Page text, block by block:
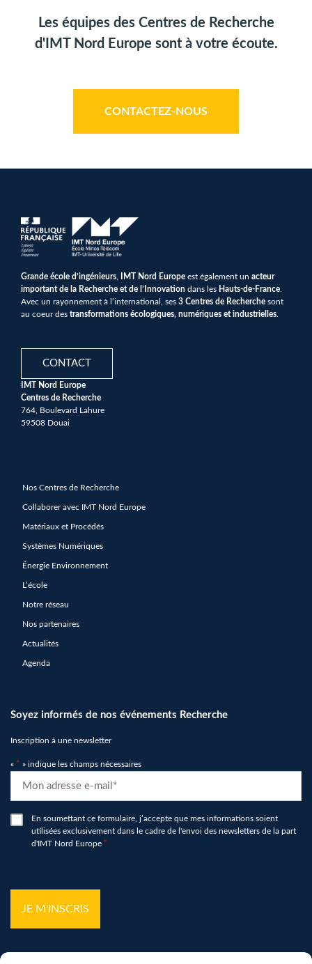
Les équipes des Centres de Recherche
d'IMT Nord Europe sont à votre écoute.
CONTACTEZ-NOUS
Grande école d’ingénieurs IMT Nord Europe est également un acteur
important de la Recherche et de l’Innovation dans les Hauts-de-France
Avec un rayonnement à l’international, ses 3 Centres de Recherche sont
au coeur des transformations écologiques, numériques et industrielles
CONTACT
IMT Nord Europe
Centres de Recherche
764, Boulevard Lahure
59508 Douai
Nos Centres de Recherche
Collaborer avec IMT Nord Europe
Matériaux et Procédés
Systèmes Numériques
Énergie Environnement
L’école
Notre réseau
Nos partenaires
Actualités
Agenda
Soyez informés de nos événements Recherche
Inscription à une newsletter
« * » indique les champs nécessaires
*
RGPDEn soumettant ce formulaire, j’accepte que mes informations soient
utilisées exclusivement dans le cadre de l'envoi des newsletters de la part
d'IMT Nord Europe *